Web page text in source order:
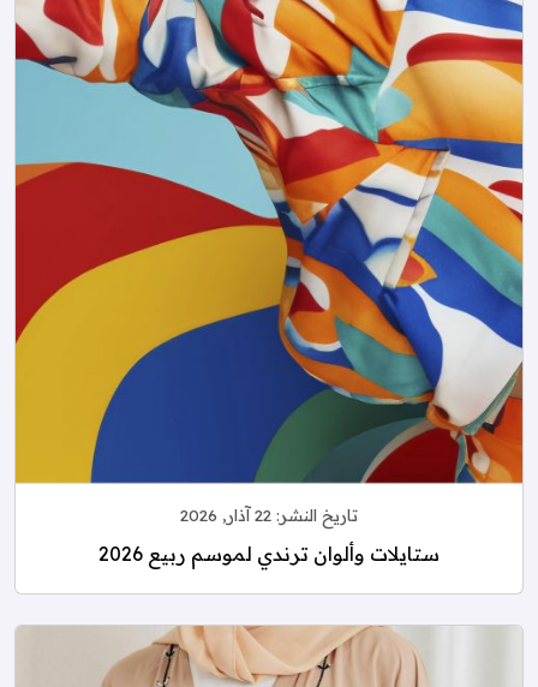
تاريخ النشر: 22 آذار, 2026
ستايلات وألوان ترندي لموسم ربيع 2026